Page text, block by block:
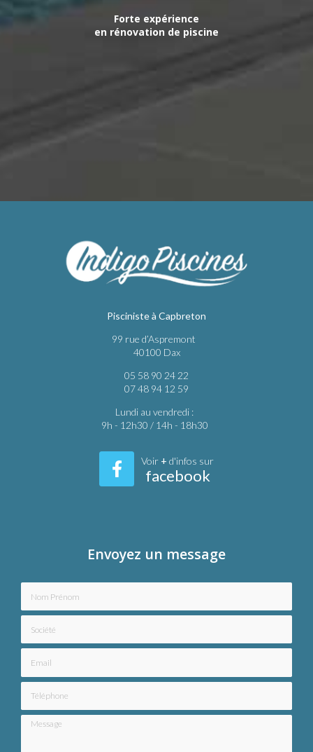
Forte expérience
en rénovation de piscine
Pisciniste à Capbreton
99 rue d’Aspremont
40100 Dax
05 58 90 24 22
07 48 94 12 59
Lundi au vendredi :
9h - 12h30 / 14h - 18h30
Voir + d'infos sur
facebook
Envoyez un message
Message